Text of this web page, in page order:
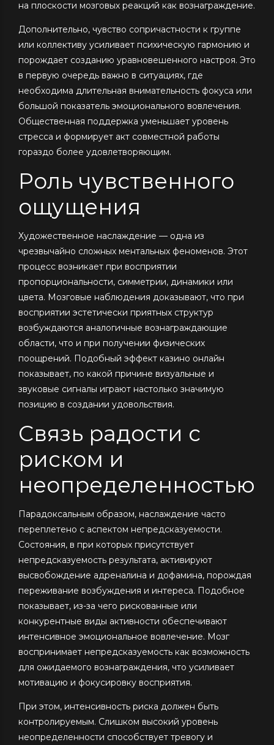
на плоскости мозговых реакций как вознаграждение.
Дополнительно, чувство сопричастности к группе
или коллективу усиливает психическую гармонию и
порождает созданию уравновешенного настроя. Это
в первую очередь важно в ситуациях, где
необходима длительная внимательность фокуса или
большой показатель эмоционального вовлечения.
Общественная поддержка уменьшает уровень
стресса и формирует акт совместной работы
гораздо более удовлетворяющим.
Роль чувственного
ощущения
Художественное наслаждение — одна из
чрезвычайно сложных ментальных феноменов. Этот
процесс возникает при восприятии
пропорциональности, симметрии, динамики или
цвета. Мозговые наблюдения доказывают, что при
восприятии эстетически приятных структур
возбуждаются аналогичные вознаграждающие
области, что и при получении физических
поощрений. Подобный эффект казино онлайн
показывает, по какой причине визуальные и
звуковые сигналы играют настолько значимую
позицию в создании удовольствия.
Связь радости с
риском и
неопределенностью
Парадоксальным образом, наслаждение часто
переплетено с аспектом непредсказуемости.
Состояния, в при которых присутствует
непредсказуемость результата, активируют
высвобождение адреналина и дофамина, порождая
переживание возбуждения и интереса. Подобное
показывает, из-за чего рискованные или
конкурентные виды активности обеспечивают
интенсивное эмоциональное вовлечение. Мозг
воспринимает непредсказуемость как возможность
для ожидаемого вознаграждения, что усиливает
мотивацию и фокусировку восприятия.
При этом, интенсивность риска должен быть
контролируемым. Слишком высокий уровень
неопределенности способствует тревогу и